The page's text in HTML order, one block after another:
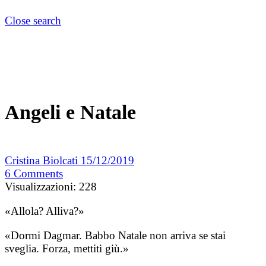
Close search
Angeli e Natale
Cristina Biolcati 15/12/2019
6 Comments
Visualizzazioni: 228
«Allola? Alliva?»
«Dormi Dagmar. Babbo Natale non arriva se stai
sveglia. Forza, mettiti giù.»